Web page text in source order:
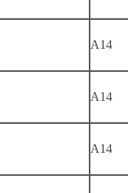
A14
A14
A14